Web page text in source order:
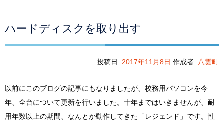
ハードディスクを取り出す
投稿日: 2017年11月8日 作成者: 八雲町
以前にこのブログの記事にもなりましたが、校務用パソコンを今
年、全台について更新を行いました。十年まではいきませんが、耐
用年数以上の期間、なんとか動作してきた「レジェンド」です。性